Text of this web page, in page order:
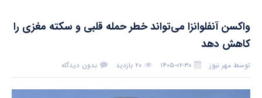
واکسن آنفلوانزا می‌تواند خطر حمله قلبی و سکته مغزی را
کاهش دهد
توسط مهر نیوز ۱۴۰۵-۰۲-۳۰ ۲۰ بازدید بدون دیدگاه